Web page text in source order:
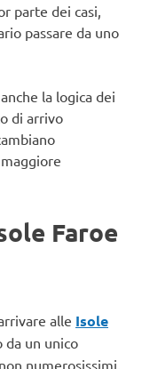
parte dei casi,
passare da uno
la logica dei
di arrivo
Faroe
alle Isole
da un unico
numerosissimi,